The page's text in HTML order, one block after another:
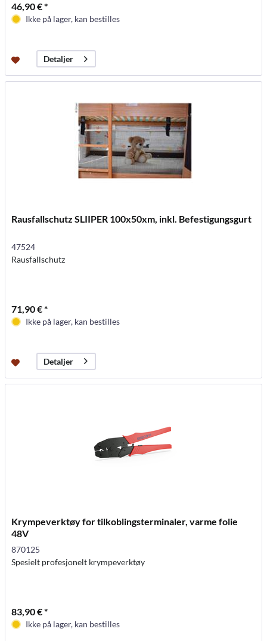
46,90 € *
Ikke på lager, kan bestilles
Detaljer
Rausfallschutz SLIIPER 100x50xm, inkl. Befestigungsgurt
47524
Rausfallschutz
71,90 € *
Ikke på lager, kan bestilles
Detaljer
Krympeverktøy for tilkoblingsterminaler, varme folie
48V
870125
Spesielt profesjonelt krympeverktøy
83,90 € *
Ikke på lager, kan bestilles